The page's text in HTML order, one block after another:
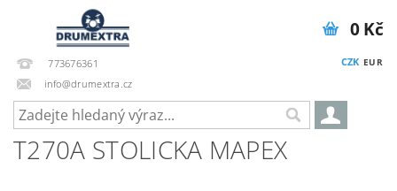
773676361
info@drumextra.cz
CZK EUR
0 Kč
T270A STOLICKA MAPEX